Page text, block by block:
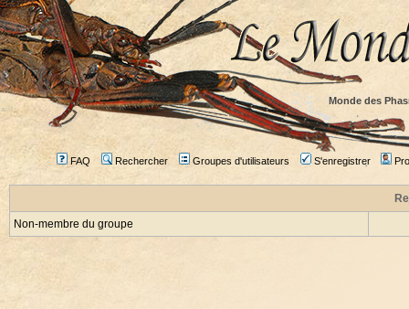
Monde des
FAQ Rechercher Groupes d'utilisateurs S'enregistrer
Non-membre du groupe